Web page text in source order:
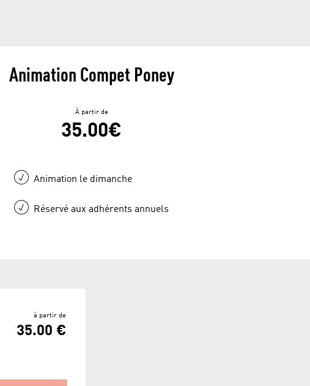
Animation Compet Poney
À partir de
35.00€
Animation le dimanche
Réservé aux adhérents annuels
à partir de
35.00 €